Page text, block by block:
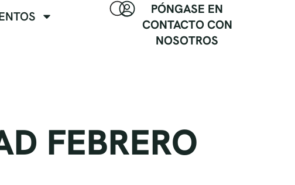
PÓNGASE EN
CONTACTO CON
NOSOTROS
FEBRERO